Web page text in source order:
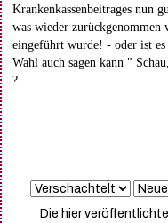
Krankenkassenbeitrages nun
was wieder
eingeführt wurde! - oder ist
Wahl auch sagen kann "
?
Die hier